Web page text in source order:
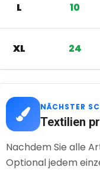
L 10
XL 24
NÄCHSTER
Textilien
Nachdem Sie alle
Optional jedem